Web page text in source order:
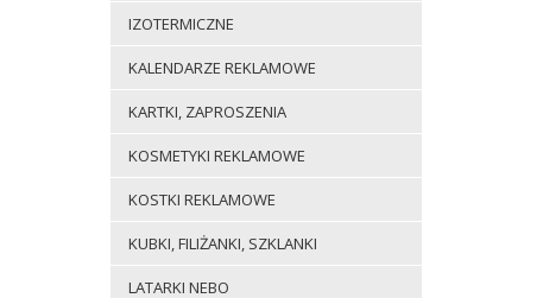
IZOTERMICZNE
KALENDARZE REKLAMOWE
KARTKI, ZAPROSZENIA
KOSMETYKI REKLAMOWE
KOSTKI REKLAMOWE
KUBKI, FILIŻANKI, SZKLANKI
LATARKI NEBO